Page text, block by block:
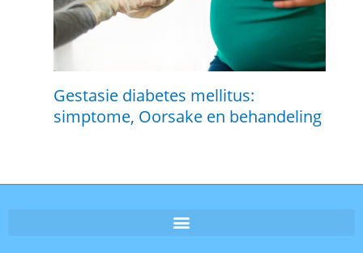
Gestasie diabetes mellitus:
simptome, Oorsake en behandeling